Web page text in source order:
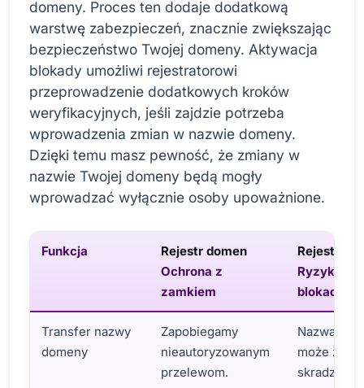
domeny. Proces ten dodaje dodatkową
warstwę zabezpieczeń, znacznie zwiększając
bezpieczeństwo Twojej domeny. Aktywacja
blokady umożliwi rejestratorowi
przeprowadzenie dodatkowych kroków
weryfikacyjnych, jeśli zajdzie potrzeba
wprowadzenia zmian w nazwie domeny.
Dzięki temu masz pewność, że zmiany w
nazwie Twojej domeny będą mogły
wprowadzać wyłącznie osoby upoważnione.
Funkcja
Rejestr domen
Ochrona z
zamkiem
Rejestr
Ryzyko
blokady
Transfer nazwy
domeny
Zapobiegamy
nieautoryzowanym
przelewom.
Nazwa
może
skradziona.